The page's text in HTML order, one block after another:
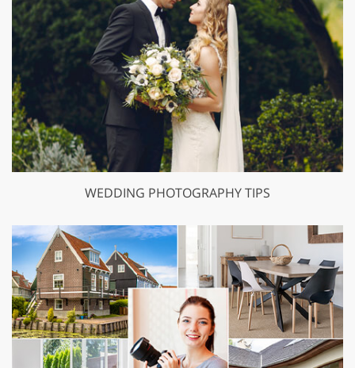
WEDDING PHOTOGRAPHY TIPS